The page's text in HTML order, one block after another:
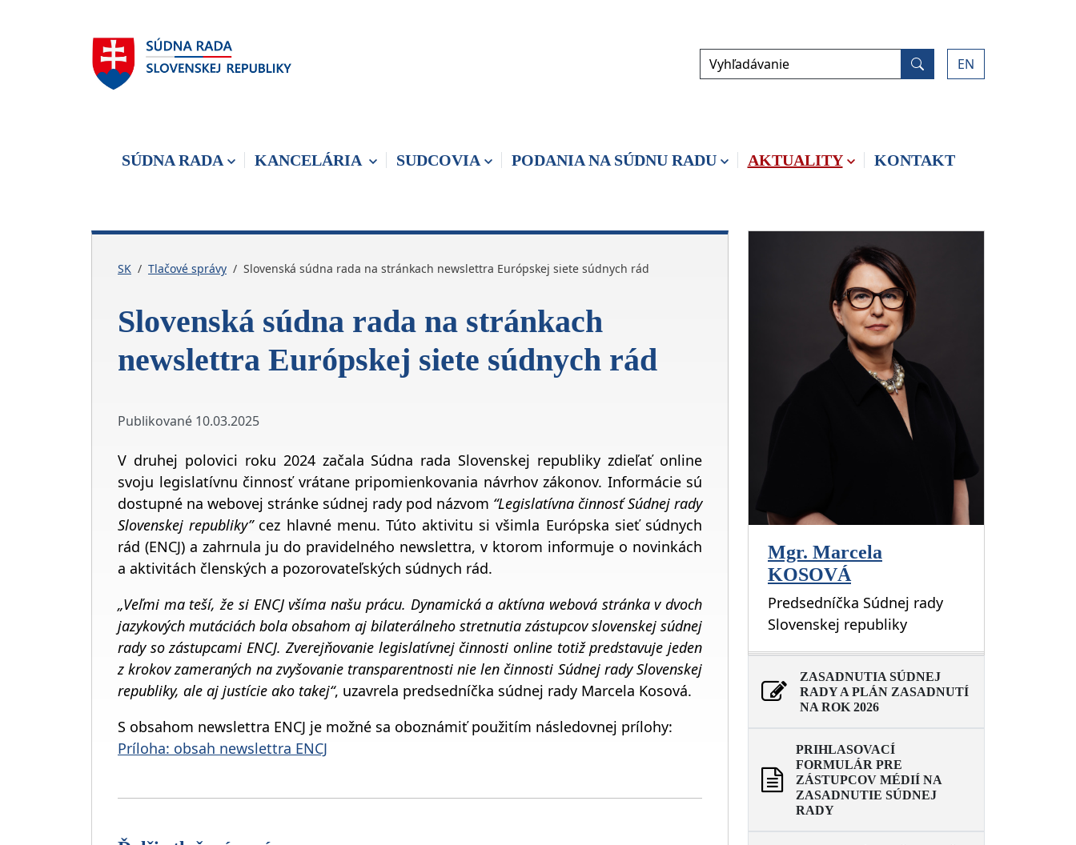
Vyhľadávanie
Vyhľadať
EN
SÚDNA RADA KANCELÁRIA SUDCOVIA PODANIA NA SÚDNU RADU AKTUALITY KONTAKT
SK Tlačové správy Slovenská súdna rada na stránkach newslettra Európskej siete súdnych rád
Slovenská súdna rada na stránkach
newslettra Európskej siete súdnych rád
Publikované 10.03.2025
V druhej polovici roku 2024 začala Súdna rada Slovenskej republiky zdieľať online
svoju legislatívnu činnosť vrátane pripomienkovania návrhov zákonov. Informácie sú
dostupné na webovej stránke súdnej rady pod názvom “Legislatívna činnosť Súdnej rady
Slovenskej republiky” cez hlavné menu. Túto aktivitu si všimla Európska sieť súdnych
rád (ENCJ) a zahrnula ju do pravidelného newslettra, v ktorom informuje o novinkách
a aktivitách členských a pozorovateľských súdnych rád.
„Veľmi ma teší, že si ENCJ všíma našu prácu. Dynamická a aktívna webová stránka v dvoch
jazykových mutáciách bola obsahom aj bilaterálneho stretnutia zástupcov slovenskej súdnej
rady so zástupcami ENCJ. Zverejňovanie legislatívnej činnosti online totiž predstavuje jeden
z krokov zameraných na zvyšovanie transparentnosti nie len činnosti Súdnej rady Slovenskej
republiky, ale aj justície ako takej“, uzavrela predsedníčka súdnej rady Marcela Kosová.
S obsahom newslettra ENCJ je možné sa oboznámiť použitím následovnej prílohy:
Príloha: obsah newslettra ENCJ
Mgr. Marcela
KOSOVÁ
Predsedníčka Súdnej rady
Slovenskej republiky
ZASADNUTIA SÚDNEJ
RADY A PLÁN ZASADNUTÍ
NA ROK 2026
PRIHLASOVACÍ
FORMULÁR PRE
ZÁSTUPCOV MÉDIÍ NA
ZASADNUTIE SÚDNEJ
RADY